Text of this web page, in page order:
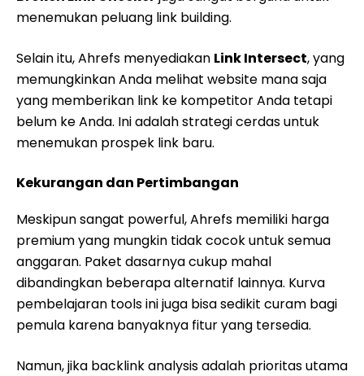
menemukan peluang link building.
Selain itu, Ahrefs menyediakan Link Intersect, yang
memungkinkan Anda melihat website mana saja
yang memberikan link ke kompetitor Anda tetapi
belum ke Anda. Ini adalah strategi cerdas untuk
menemukan prospek link baru.
Kekurangan dan Pertimbangan
Meskipun sangat powerful, Ahrefs memiliki harga
premium yang mungkin tidak cocok untuk semua
anggaran. Paket dasarnya cukup mahal
dibandingkan beberapa alternatif lainnya. Kurva
pembelajaran tools ini juga bisa sedikit curam bagi
pemula karena banyaknya fitur yang tersedia.
Namun, jika backlink analysis adalah prioritas utama